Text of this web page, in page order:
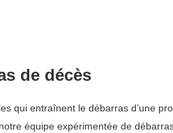
de décès
qui entraînent le débarras d’une
équipe expérimentée de